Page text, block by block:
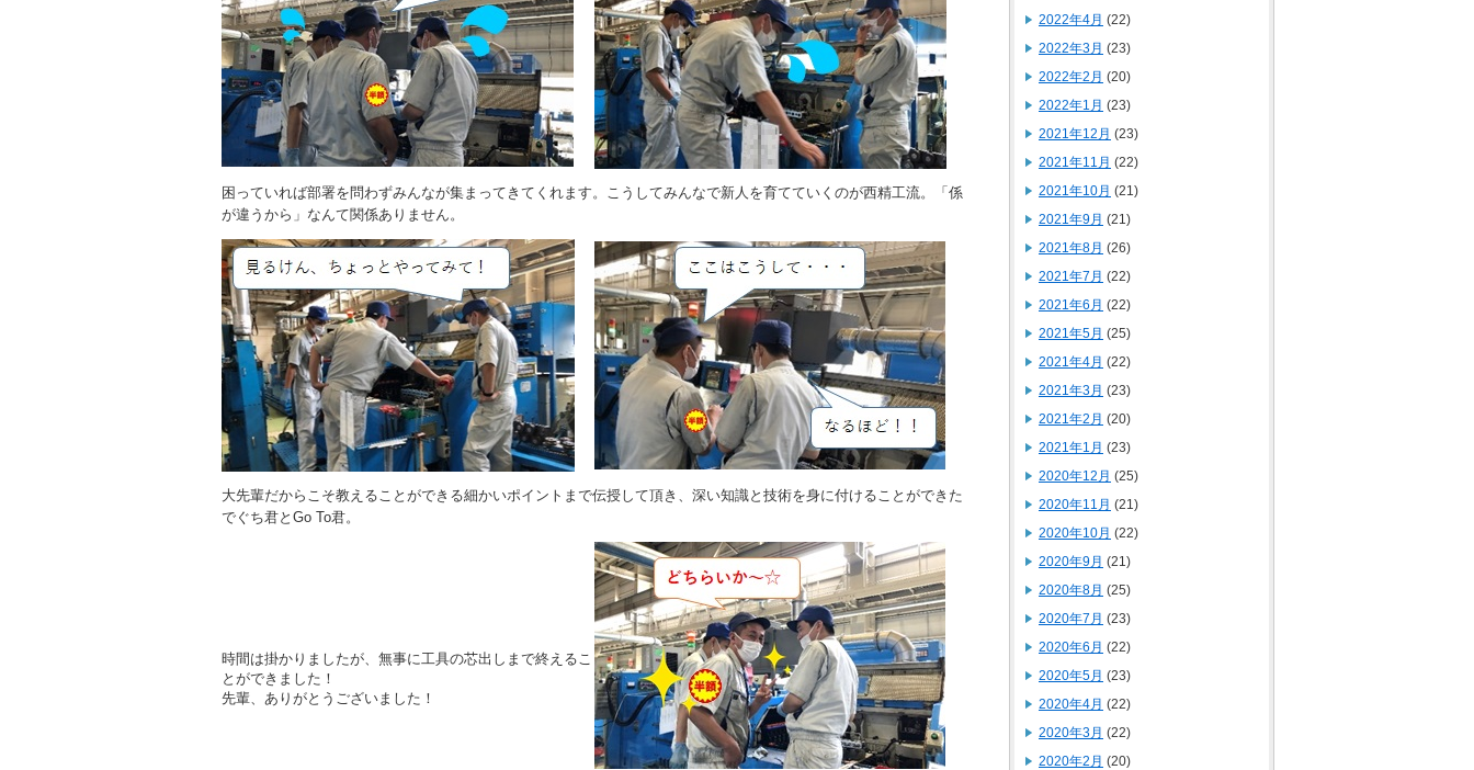
困っていれば部署を問わずみんなが集まってきてくれます。こうしてみんなで新人を育てていくのが西精工流。「係
が違うから」なんて関係ありません。
大先輩だからこそ教えることができる細かいポイントまで伝授して頂き、深い知識と技術を身に付けることができた
でぐち君とGo To君。
時間は掛かりましたが、無事に工具の芯出しまで終えるこ
とができました！
先輩、ありがとうございました！
2022年4月 (22)
2022年3月 (23)
2022年2月 (20)
2022年1月 (23)
2021年12月 (23)
2021年11月 (22)
2021年10月 (21)
2021年9月 (21)
2021年8月 (26)
2021年7月 (22)
2021年6月 (22)
2021年5月 (25)
2021年4月 (22)
2021年3月 (23)
2021年2月 (20)
2021年1月 (23)
2020年12月 (25)
2020年11月 (21)
2020年10月 (22)
2020年9月 (21)
2020年8月 (25)
2020年7月 (23)
2020年6月 (22)
2020年5月 (23)
2020年4月 (22)
2020年3月 (22)
2020年2月 (20)